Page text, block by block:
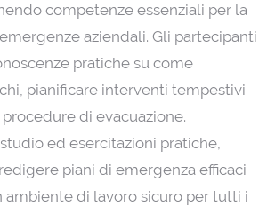
competenze essenziali per la
aziendali. Gli partecipanti
pratiche su come
pianificare interventi tempestivi
di evacuazione.
ed esercitazioni pratiche,
piani di emergenza efficaci
ambiente di lavoro sicuro per tutti i